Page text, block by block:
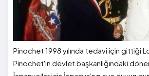
Pinochet 1998 yılında tedavi için gittiği
Pinochet'in devlet başkanlığındaki